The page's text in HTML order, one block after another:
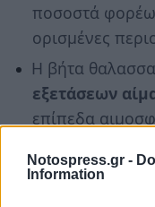
Notospress.gr -
Information
ποσοστά
ορισμένες
Η βήτα
εξετάσεων
επίπεδα
γενετικός